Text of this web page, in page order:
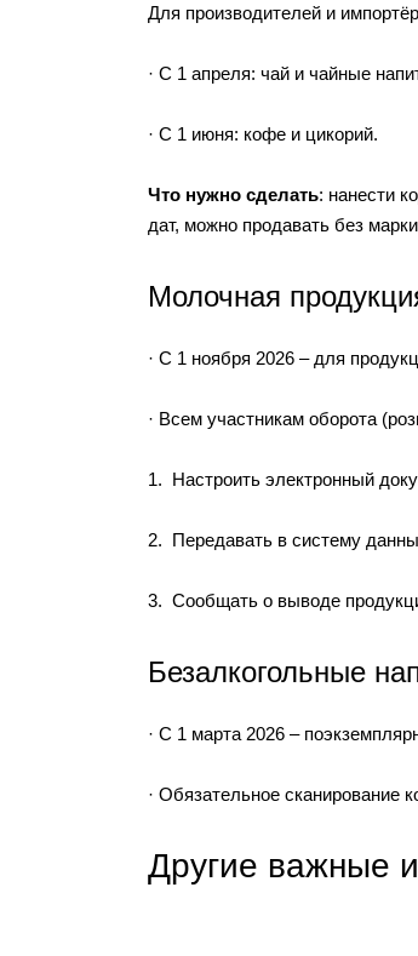
Для производителей и
· С 1 апреля: чай и чайные
· С 1 июня: кофе и цикорий.
Что нужно сделать: нанести
дат, можно продавать без
Молочная
· С 1 ноября 2026 – для
· Всем участникам оборота
1. Настроить электронный
2. Передавать в систему
3. Сообщать о выводе
Безалкогольные
· С 1 марта 2026 –
· Обязательное сканирование
Другие важные